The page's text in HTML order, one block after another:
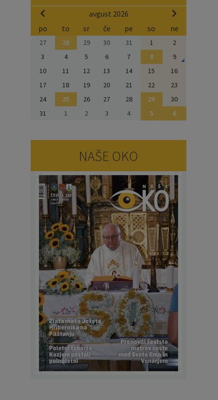
avgust 2026
po
to sr če pe so ne
27 28 29 30 31 1
2
3
4 5 6 7 8
9
10
11 12 13 14 15
16
17
18 19 20 21 22
23
24
25 26 27 28 29
30
31
1 2 3 4 5 6
NAŠE OKO